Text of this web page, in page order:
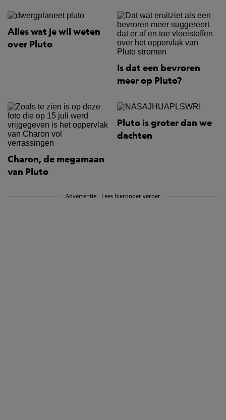
Alles wat je wil weten
over Pluto
Is dat een bevroren
meer op Pluto?
Charon, de megamaan
van Pluto
Pluto is groter dan we
dachten
Advertentie - Lees hieronder verder